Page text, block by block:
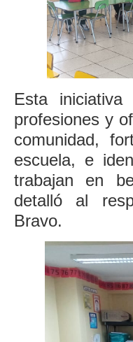
Esta
profesiones y
comunidad,
escuela, e
trabajan en
detalló al
Bravo.